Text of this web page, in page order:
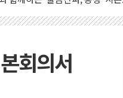
시황] 비트코인, ETF 자금 유입
전라권 폭염중대경보 확대…온
레버리지 줄었지만, 반도체 두 종
회의서